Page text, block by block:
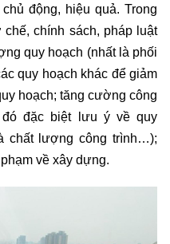
động, hiệu quả. Trong
chính sách, pháp luật
quy hoạch (nhất là phối
quy hoạch khác để giảm
hoạch; tăng cường công
đặc biệt lưu ý về quy
chất lượng công trình…);
về xây dựng.